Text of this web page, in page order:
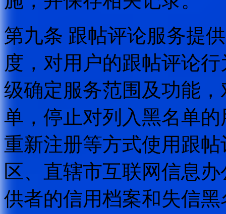
第九条 跟帖评论服务提
度，对用户的跟帖评论
级确定服务范围及功能
单，停止对列入黑名单
重新注册等方式使用跟
区、直辖市互联网信息
供者的信用档案和失信